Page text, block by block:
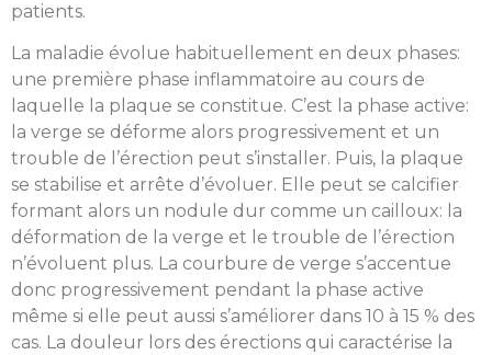
patients.
La maladie évolue habituellement en deux phases:
une première phase inflammatoire au cours de
laquelle la plaque se constitue. C’est la phase active:
la verge se déforme alors progressivement et un
trouble de l’érection peut s’installer. Puis, la plaque
se stabilise et arrête d’évoluer. Elle peut se calcifier
formant alors un nodule dur comme un cailloux: la
déformation de la verge et le trouble de l’érection
n’évoluent plus. La courbure de verge s’accentue
donc progressivement pendant la phase active
même si elle peut aussi s’améliorer dans 10 à 15 % des
cas. La douleur lors des érections qui caractérise la